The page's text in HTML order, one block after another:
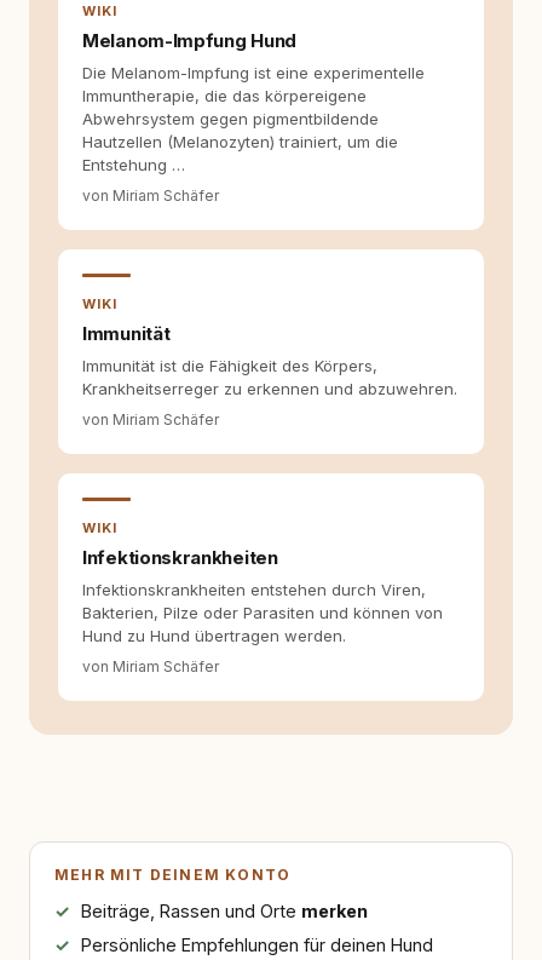
Hundehalter:innen in Deutschland, Österreich
und der Schweiz. Meine Überzeugung:
Tierschutz beginnt mit Wissen. Wer seinen
Hund versteht, trifft bessere Entscheidungen –
für ein Zusammenleben, das beiden guttut.
WIKI
Melanom-Impfung Hund
Die Melanom-Impfung ist eine experimentelle
Immuntherapie, die das körpereigene
Abwehrsystem gegen pigmentbildende
Hautzellen (Melanozyten) trainiert, um die
Entstehung …
von Miriam Schäfer
WIKI
Immunität
Immunität ist die Fähigkeit des Körpers,
Krankheitserreger zu erkennen und abzuwehren.
von Miriam Schäfer
WIKI
Infektionskrankheiten
Infektionskrankheiten entstehen durch Viren,
Bakterien, Pilze oder Parasiten und können von
Hund zu Hund übertragen werden.
von Miriam Schäfer
MEHR MIT DEINEM KONTO
Beiträge, Rassen und Orte merken
Persönliche Empfehlungen für deinen Hund